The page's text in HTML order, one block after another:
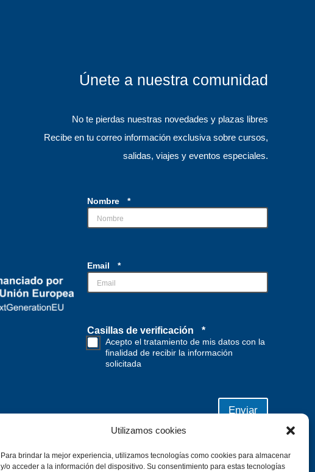
Utilizamos cookies
Para brindar la mejor experiencia, utilizamos tecnologías como cookies para almacenar
y/o acceder a la información del dispositivo. Su consentimiento para estas tecnologías
Únete a nuestra comunidad
No te pierdas nuestras novedades y plazas libres
Recibe en tu correo información exclusiva sobre cursos,
salidas, viajes y eventos especiales.
Nombre *
Email *
e
v
c
ó
Casillas de verificación *
Acepto el tratamiento de mis datos con la
finalidad de recibir la información
solicitada
Enviar